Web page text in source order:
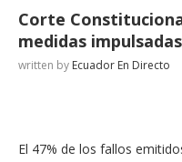
Corte
medidas
written by Ecuador En Directo
El 47% de los fallos